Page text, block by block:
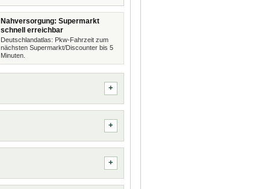
Nahversorgung: Supermarkt
schnell erreichbar
Deutschlandatlas: Pkw-Fahrzeit zum
nächsten Supermarkt/Discounter bis 5
Minuten.